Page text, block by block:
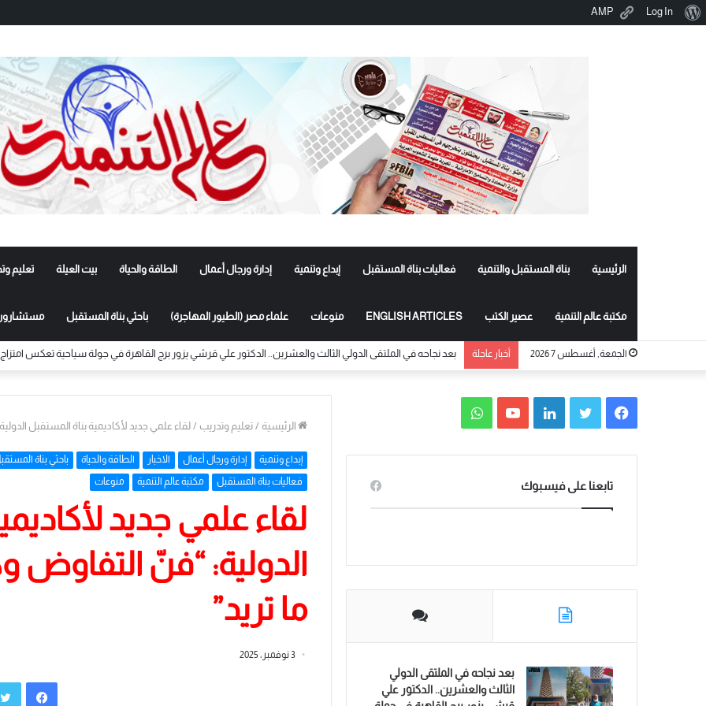
نبذةLog In
AMP
الرئيسية بناة المستقبل والتنمية فعاليات بناة المستقبل إبداع وتنمية إدارة ورجال أعمال الطاقة والحياة بيت العيلة تعليم
مكتبة عالم التنمية عصير الكتب ENGLISH ARTICLES منوعات علماء مصر (الطيور المهاجرة) باحثي بناة المستقبل
الجمعة, أغسطس 7 2026 أخبار عاجلة بعد نجاحه في الملتقى الدولي بالأزهر الشريف.. الباحث المغربي محمد حممات يختتم رحلته بأداء مناسك العمرة في
الرئيسية / تعليم وتدريب / لقاء علمي جديد لأكاديمية بناة المستقبل
إبداع وتنمية إدارة ورجال أعمال الاخبار الطاقة والحياة باحثي بناة
فعاليات بناة المستقبل مكتبة عالم التنمية منوعات
لقاء علمي جديد
الدولية: “فنّ التفاوض
ما تريد”
3 نوفمبر، 2025
فيسبوك
ب
ك
ت ك
إ
ي
ب
س
ب
تابعنا على فيسبوك
بعد نجاحه في الملتقى الدولي
الثالث والعشرين.. الدكتور علي